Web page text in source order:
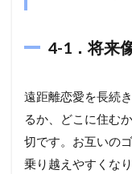
4-1．将来
遠距離恋愛を長続
るか、どこに住む
切です。お互いの
乗り越えやすくなり